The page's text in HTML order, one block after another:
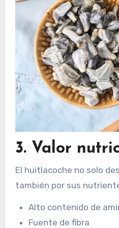
3. Valor
El huitlacoche no solo
también por sus
Alto contenido de
Fuente de fibra